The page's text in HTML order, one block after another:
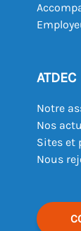
ATDEC
Notre
Nos
Sites et
Nous